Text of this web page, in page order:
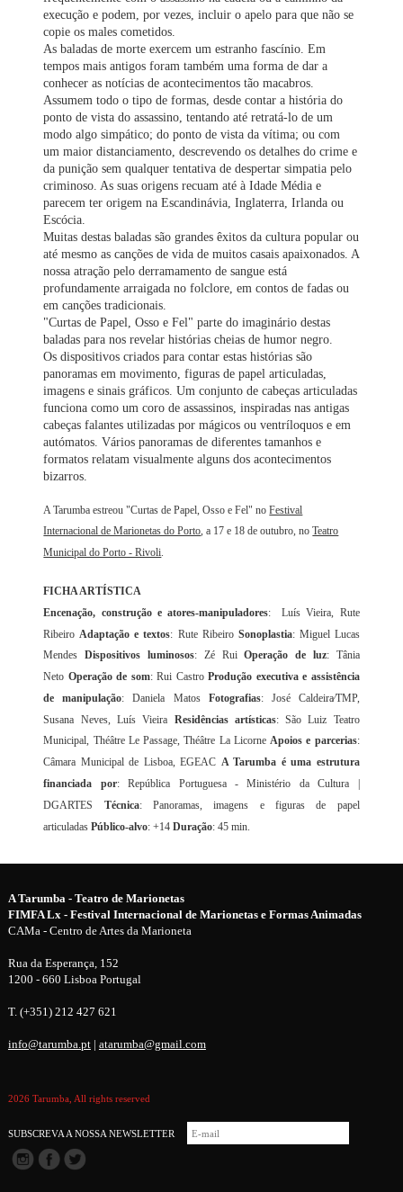
execução e podem, por vezes, incluir o apelo para que não se
copie os males cometidos.
As baladas de morte exercem um estranho fascínio. Em
tempos mais antigos foram também uma forma de dar a
conhecer as notícias de acontecimentos tão macabros.
Assumem todo o tipo de formas, desde contar a história do
ponto de vista do assassino, tentando até retratá-lo de um
modo algo simpático; do ponto de vista da vítima; ou com
um maior distanciamento, descrevendo os detalhes do crime e
da punição sem qualquer tentativa de despertar simpatia pelo
criminoso. As suas origens recuam até à Idade Média e
parecem ter origem na Escandinávia, Inglaterra, Irlanda ou
Escócia.
Muitas destas baladas são grandes êxitos da cultura popular ou
até mesmo as canções de vida de muitos casais apaixonados. A
nossa atração pelo derramamento de sangue está
profundamente arraigada no folclore, em contos de fadas ou
em canções tradicionais.
"Curtas de Papel, Osso e Fel" parte do imaginário destas
baladas para nos revelar histórias cheias de humor negro.
Os dispositivos criados para contar estas histórias são
panoramas em movimento, figuras de papel articuladas,
imagens e sinais gráficos. Um conjunto de cabeças articuladas
funciona como um coro de assassinos, inspiradas nas antigas
cabeças falantes utilizadas por mágicos ou ventríloquos e em
autómatos. Vários panoramas de diferentes tamanhos e
formatos relatam visualmente alguns dos acontecimentos
bizarros.
A Tarumba estreou "Curtas de Papel, Osso e Fel" noFestival
Internacional de Marionetas do Porto, a 17 e 18 de outubro, noTeatro
Municipal do Porto - Rivoli.
FICHA ARTÍSTICA
Encenação, construção e atores-manipuladores: Luís Vieira, Rute
Ribeiro Adaptação e textos: Rute Ribeiro Sonoplastia: Miguel Lucas
MendesDispositivos luminosos: Zé RuiOperação de luz: Tânia
Neto Operação de som: Rui CastroProdução executiva e assistência
de manipulação: Daniela Matos Fotografias: José Caldeira⁄TMP,
Susana Neves, Luís Vieira Residências artísticas: São Luiz Teatro
Municipal, Théâtre Le Passage, Théâtre La LicorneApoios e parcerias:
Câmara Municipal de Lisboa, EGEAC A Tarumba é uma estrutura
financiada por: República Portuguesa - Ministério da Cultura |
DGARTES Técnica: Panoramas, imagens e figuras de papel
articuladasPúblico-alvo: +14Duração: 45 min.
A Tarumba - Teatro de Marionetas
FIMFA Lx - Festival Internacional de Marionetas e Formas Animadas
CAMa - Centro de Artes da Marioneta
Rua da Esperança, 152
1200 - 660 Lisboa Portugal
T. (+351) 212 427 621
info@tarumba.pt| atarumba@gmail.com
2026 Tarumba, All rights reserved
SUBSCREVA A NOSSA NEWSLETTER